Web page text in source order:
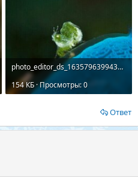
photo_editor_ds_1635796399436.jpg
154 КБ · Просмотры: 0
Ответ